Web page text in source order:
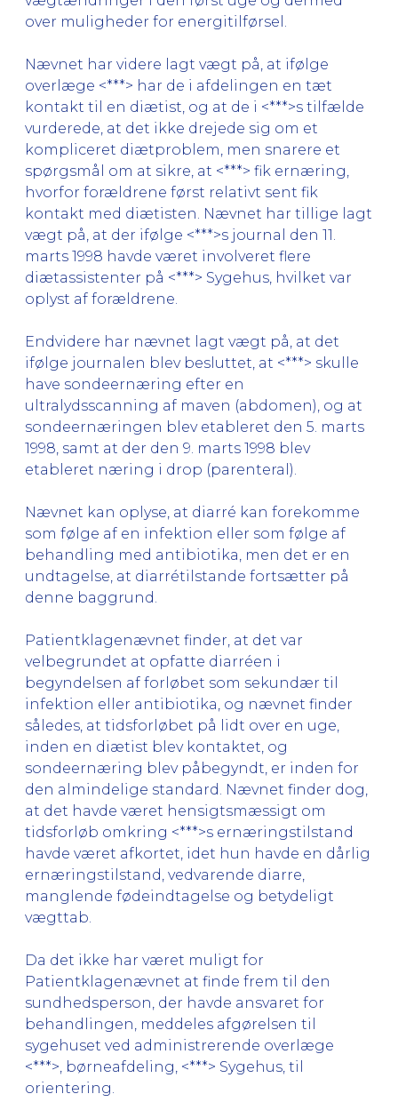
over muligheder for energitilførsel.
Nævnet har videre lagt vægt på, at ifølge
overlæge <***> har de i afdelingen en tæt
kontakt til en diætist, og at de i <***>s tilfælde
vurderede, at det ikke drejede sig om et
kompliceret diætproblem, men snarere et
spørgsmål om at sikre, at <***> fik ernæring,
hvorfor forældrene først relativt sent fik
kontakt med diætisten. Nævnet har tillige lagt
vægt på, at der ifølge <***>s journal den 11.
marts 1998 havde været involveret flere
diætassistenter på <***> Sygehus, hvilket var
oplyst af forældrene.
Endvidere har nævnet lagt vægt på, at det
ifølge journalen blev besluttet, at <***> skulle
have sondeernæring efter en
ultralydsscanning af maven (abdomen), og at
sondeernæringen blev etableret den 5. marts
1998, samt at der den 9. marts 1998 blev
etableret næring i drop (parenteral).
Nævnet kan oplyse, at diarré kan forekomme
som følge af en infektion eller som følge af
behandling med antibiotika, men det er en
undtagelse, at diarrétilstande fortsætter på
denne baggrund.
Patientklagenævnet finder, at det var
velbegrundet at opfatte diarréen i
begyndelsen af forløbet som sekundær til
infektion eller antibiotika, og nævnet finder
således, at tidsforløbet på lidt over en uge,
inden en diætist blev kontaktet, og
sondeernæring blev påbegyndt, er inden for
den almindelige standard. Nævnet finder dog,
at det havde været hensigtsmæssigt om
tidsforløb omkring <***>s ernæringstilstand
havde været afkortet, idet hun havde en dårlig
ernæringstilstand, vedvarende diarre,
manglende fødeindtagelse og betydeligt
vægttab.
Da det ikke har været muligt for
Patientklagenævnet at finde frem til den
sundhedsperson, der havde ansvaret for
behandlingen, meddeles afgørelsen til
sygehuset ved administrerende overlæge
<***>, børneafdeling, <***> Sygehus, til
orientering.